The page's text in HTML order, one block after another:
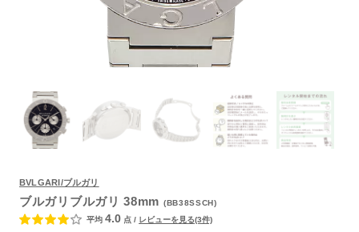
BVLGARI/ブルガリ
ブルガリブルガリ 38mm (BB38SSCH)
平均 4.0 点 / レビューを見る(3件)
よくあるご質問